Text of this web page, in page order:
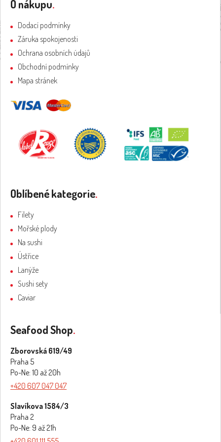
a
t
í
O nákupu.
Dodací podmínky
Záruka spokojenosti
Ochrana osobních údajů
Obchodní podmínky
Mapa stránek
Oblíbené kategorie.
Filety
Mořské plody
Na sushi
Ústřice
Lanýže
Sushi sety
Caviar
Seafood Shop.
Zborovská 619/49
Praha 5
Po-Ne: 10 až 20h
+420 607 047 047
Slavíkova 1584/3
Praha 2
Po-Ne: 9 až 21h